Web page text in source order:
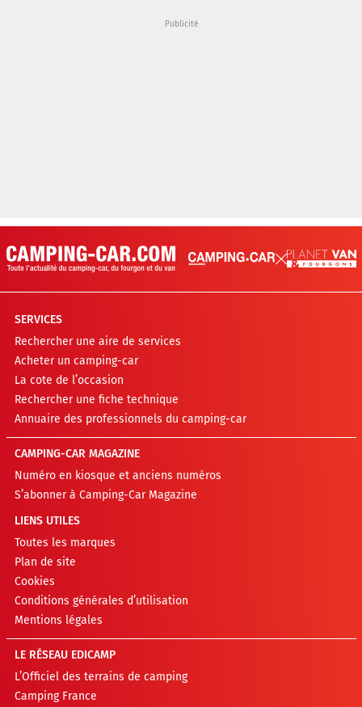
SERVICES
Rechercher une aire de services
Acheter un camping-car
La cote de l’occasion
Rechercher une fiche technique
Annuaire des professionnels du camping-car
CAMPING-CAR MAGAZINE
Numéro en kiosque et anciens numéros
S’abonner à Camping-Car Magazine
LIENS UTILES
Toutes les marques
Plan de site
Cookies
Conditions générales d’utilisation
Mentions légales
LE RÉSEAU EDICAMP
L’Officiel des terrains de camping
Camping France